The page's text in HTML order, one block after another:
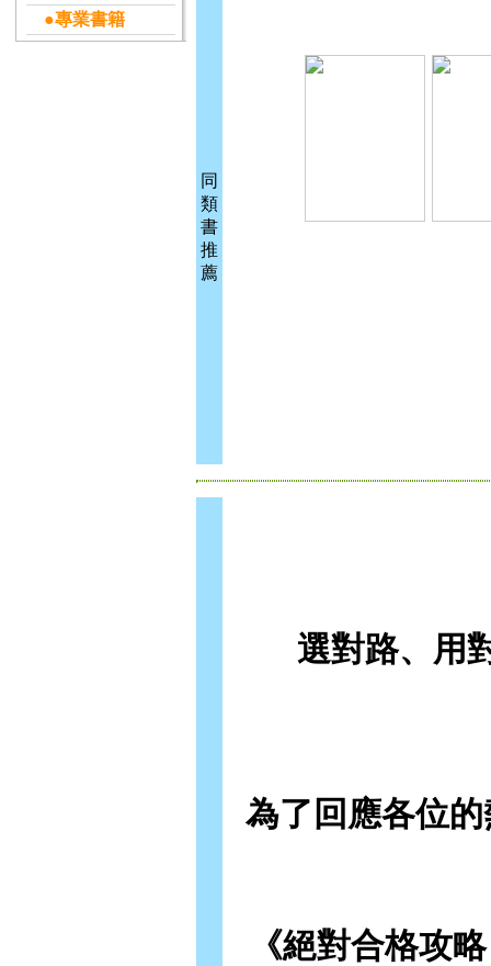
●專業書籍
同
類
書
推
薦
選對路、用
為了回應各位
《絕對合格攻